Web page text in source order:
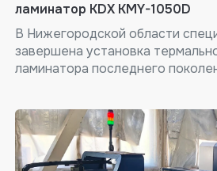
ламинатор KDX KMY-1050D
В Нижегородской области
завершена установка
ламинатора последнего